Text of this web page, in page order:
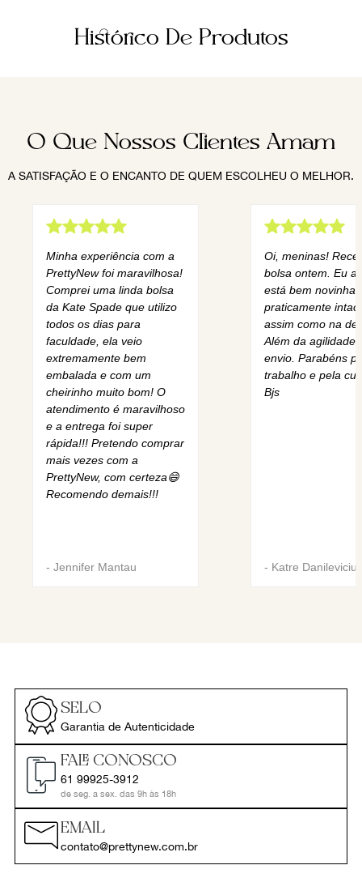
Histórico De Produtos
O Que Nossos Clientes Amam
A SATISFAÇÃO E O ENCANTO DE QUEM ESCOLHEU O MELHOR.
Minha experiência com a
PrettyNew foi maravilhosa!
Comprei uma linda bolsa
da Kate Spade que utilizo
todos os dias para
faculdade, ela veio
extremamente bem
embalada e com um
cheirinho muito bom! O
atendimento é maravilhoso
e a entrega foi super
rápida!!! Pretendo comprar
mais vezes com a
PrettyNew, com certeza😄
Recomendo demais!!!
- Jennifer Mantau
Oi, meninas!
bolsa ontem. Eu
está bem novinha,
praticamente
assim como na
Além da agilidade
envio. Parabéns
trabalho e pela
Bjs
- Katre Danilevicius
SELO
Garantia de Autenticidade
FALE CONOSCO
61 99925-3912
de seg. a sex. das 9h às 18h
EMAIL
contato@prettynew.com.br